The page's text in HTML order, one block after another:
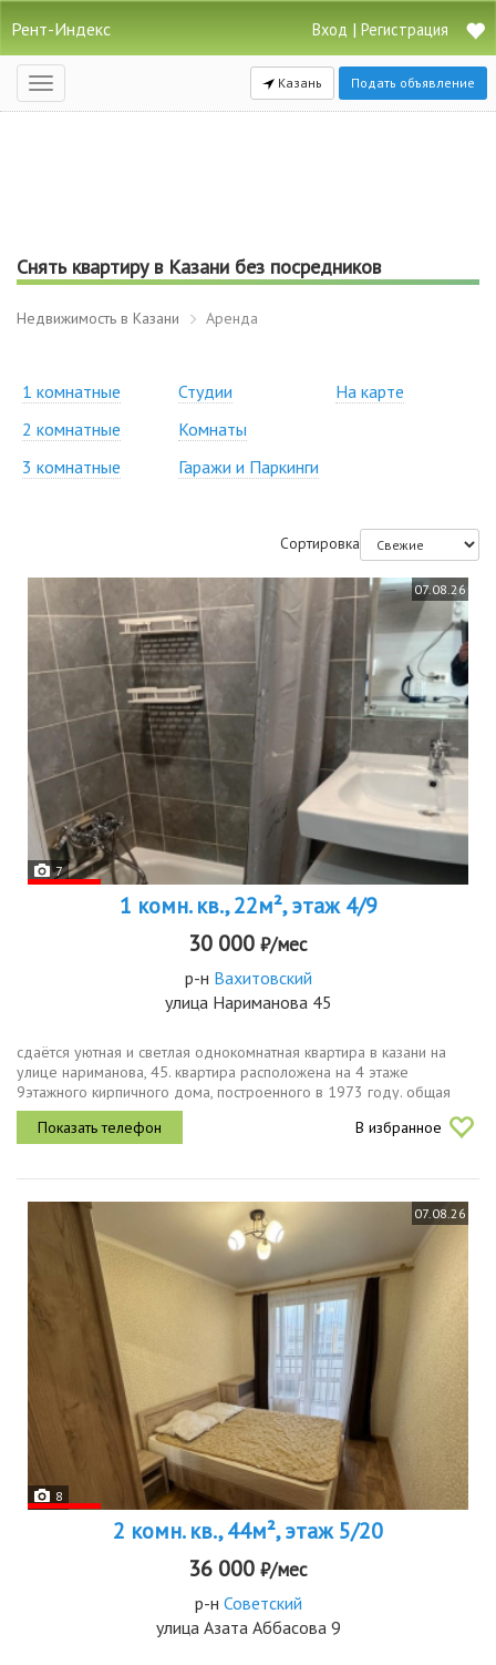
Рент-Индекс Вход | Регистрация
Открыть
навигацию
Казань Подать объявление
Снять квартиру в Казани без посредников
Недвижимость в Казани Аренда
1 комнатные
2 комнатные
3 комнатные
Студии
Комнаты
Гаражи и Паркинги
На карте
Сортировка
07.08.26
7
1 комн. кв., 22м², этаж 4/9
30 000 ₽/мес
р-н Вахитовский
улица Нариманова 45
сдаётся уютная и светлая однокомнатная квартира в казани на
улице нариманова, 45. квартира расположена на 4 этаже
9этажного кирпичного дома, построенного в 1973 году. общая
площадь жилья составляет 22 кв. м, из которых 15 кв. м жилая.
высота...
В избранное
07.08.26
8
2 комн. кв., 44м², этаж 5/20
36 000 ₽/мес
р-н Советский
улица Азата Аббасова 9